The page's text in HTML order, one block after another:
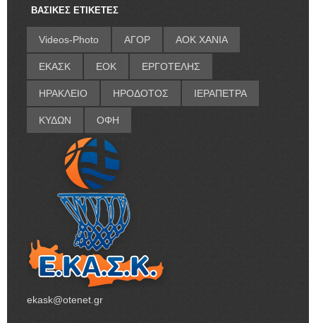
ΒΑΣΙΚΕΣ ΕΤΙΚΕΤΕΣ
Videos-Photo ΑΓΟΡ ΑΟΚ ΧΑΝΙΑ
ΕΚΑΣΚ ΕΟΚ ΕΡΓΟΤΕΛΗΣ
ΗΡΑΚΛΕΙΟ ΗΡΟΔΟΤΟΣ ΙΕΡΑΠΕΤΡΑ
ΚΥΔΩΝ ΟΦΗ
ekask@otenet.gr